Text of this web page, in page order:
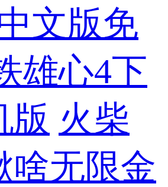
文版免
雄心4下
版 火柴
啥无限金